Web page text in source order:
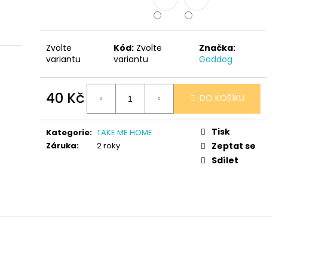
Zvolte
variantu
Kód: Zvolte
variantu
Značka:
Goddog
40 Kč
cena:
DO KOŠÍKU
Kategorie: TAKE ME HOME
Záruka: 2 roky
Tisk
Zeptat se
Sdílet
SÓJOVÁ SVÍČKA V PORCELÁNU RŮŽE